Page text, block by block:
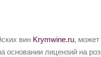
вин Krymwine.ru, может
лицензий на